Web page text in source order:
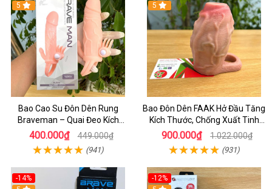
5
Bao Cao Su Đôn Dên Rung
Braveman – Quai Đeo Kích
Thích Âm Vật & Hậu Môn
400.000₫ 449.000₫
(941)
5
Bao Đôn Dên FAAK Hở Đầu Tăng
Kích Thước, Chống Xuất Tinh
Sớm
900.000₫ 1.022.000₫
(931)
-14%
-12%